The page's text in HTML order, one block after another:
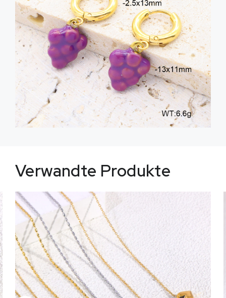
Verwandte Produkte